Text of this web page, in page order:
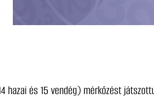
hazai és 15 vendég) mérkőzést